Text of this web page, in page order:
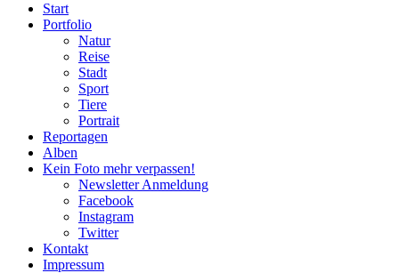
Start
Portfolio
Natur
Reise
Stadt
Sport
Tiere
Portrait
Reportagen
Alben
Kein Foto mehr verpassen!
Newsletter Anmeldung
Facebook
Instagram
Twitter
Kontakt
Impressum